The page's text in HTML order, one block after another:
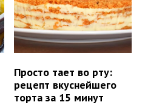
Просто тает во рту:
рецепт вкуснейшего
торта за 15 минут